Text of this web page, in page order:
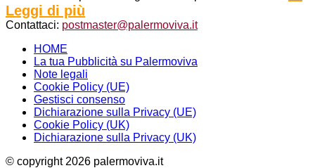
Leggi di più
Contattaci: postmaster@palermoviva.it
HOME
La tua Pubblicità su Palermoviva
Note legali
Cookie Policy (UE)
Gestisci consenso
Dichiarazione sulla Privacy (UE)
Cookie Policy (UK)
Dichiarazione sulla Privacy (UK)
© copyright 2026 palermoviva.it